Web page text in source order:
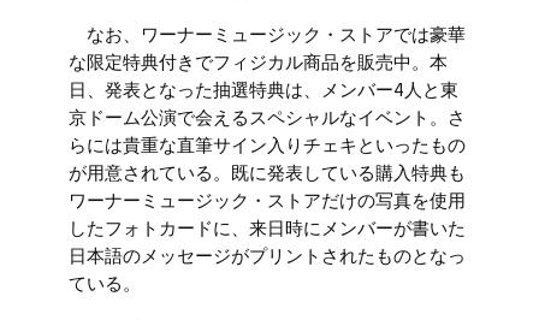
なお、ワーナーミュージック・ストアでは豪華
な限定特典付きでフィジカル商品を販売中。本
日、発表となった抽選特典は、メンバー4人と東
京ドーム公演で会えるスペシャルなイベント。さ
らには貴重な直筆サイン入りチェキといったもの
が用意されている。既に発表している購入特典も
ワーナーミュージック・ストアだけの写真を使用
したフォトカードに、来日時にメンバーが書いた
日本語のメッセージがプリントされたものとなっ
ている。